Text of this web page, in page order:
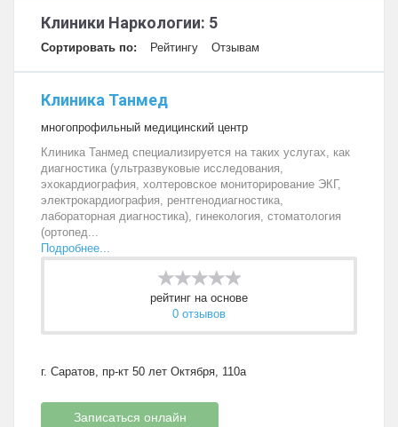
Клиники Наркологии: 5
Сортировать по: Рейтингу Отзывам
Клиника Танмед
многопрофильный медицинский центр
Клиника Танмед специализируется на таких услугах, как
диагностика (ультразвуковые исследования,
эхокардиография, холтеровское мониторирование ЭКГ,
электрокардиография, рентгенодиагностика,
лабораторная диагностика), гинекология, стоматология
(ортопед...
Подробнее...
рейтинг на основе
0 отзывов
г. Саратов, пр-кт 50 лет Октября, 110а
Записаться онлайн